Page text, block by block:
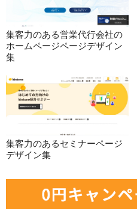
集客力のある営業代行会社の
ホームページページデザイン
集
集客力のあるセミナーページ
デザイン集